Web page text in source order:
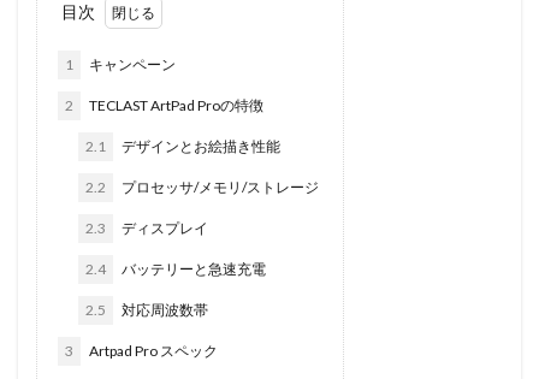
目次
1 キャンペーン
2 TECLAST ArtPad Proの特徴
2.1 デザインとお絵描き性能
2.2 プロセッサ/メモリ/ストレージ
2.3 ディスプレイ
2.4 バッテリーと急速充電
2.5 対応周波数帯
3 Artpad Pro スペック